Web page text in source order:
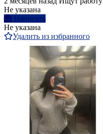
Не указана
Написать
Не указана
Удалить из избранного